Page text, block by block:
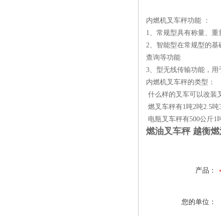
内燃机叉
1、常规型具有
2、智能型在常规型的
查询等功能
3、型无线传输功能，
内燃机叉车秤的类型：
什么样的叉车可以改装
燃叉车秤有1吨2吨2.5吨
电瓶叉车秤有500公斤1
燃油叉车秤 越衡
产品：
您的单位：